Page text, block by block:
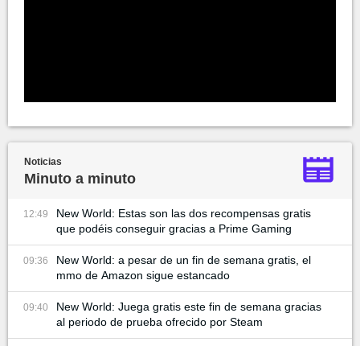
Noticias
Minuto a minuto
12:49
New World: Estas son las dos recompensas gratis
que podéis conseguir gracias a Prime Gaming
09:36
New World: a pesar de un fin de semana gratis, el
mmo de Amazon sigue estancado
09:40
New World: Juega gratis este fin de semana gracias
al periodo de prueba ofrecido por Steam